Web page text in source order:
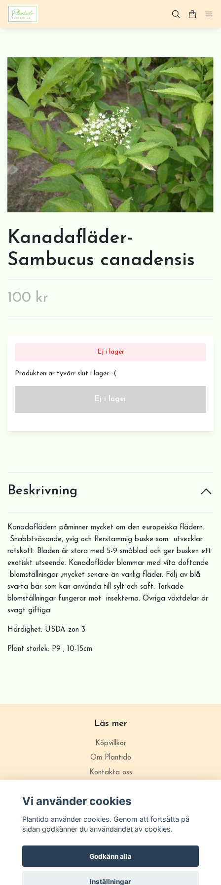
Kanadafläder-
Sambucus canadensis
100 kr
Ej i lager
Produkten är tyvärr slut i lager. :(
Ej i lager
Beskrivning
Kanadaflädern påminner mycket om den europeiska flädern.
Snabbtväxande, yvig och flerstammig buske som utvecklar
rotskott. Bladen är stora med 5-9 småblad och ger busken ett
exotiskt utseende. Kanadafläder blommar med vita doftande
blomställningar ,mycket senare än vanlig fläder. Följ av blå
svarta bär som kan använda till sylt och saft. Torkade
blomställningar fungerar mot insekterna. Övriga växtdelar är
svagt giftiga.
Härdighet: USDA zon 3
Plant storlek: P9 , 10-15cm
Läs mer
Köpvillkor
Om Plantido
Kontakta oss
Vi använder cookies
Plantido använder cookies. Genom att fortsätta på
sidan godkänner du användandet av cookies.
Godkänn alla
Inställningar